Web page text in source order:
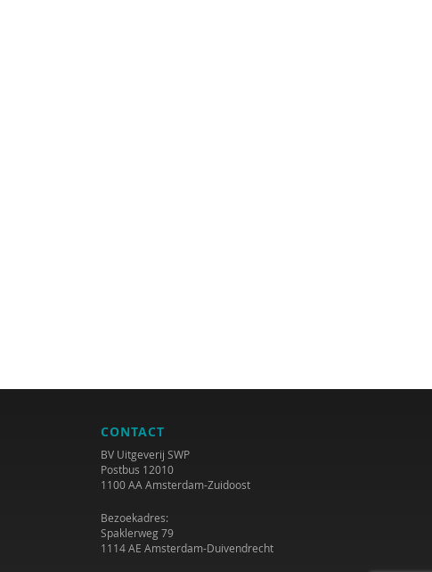
CONTACT
BV Uitgeverij SWP
Postbus 12010
1100 AA Amsterdam-Zuidoost
Bezoekadres:
Spaklerweg 79
1114 AE Amsterdam-Duivendrecht